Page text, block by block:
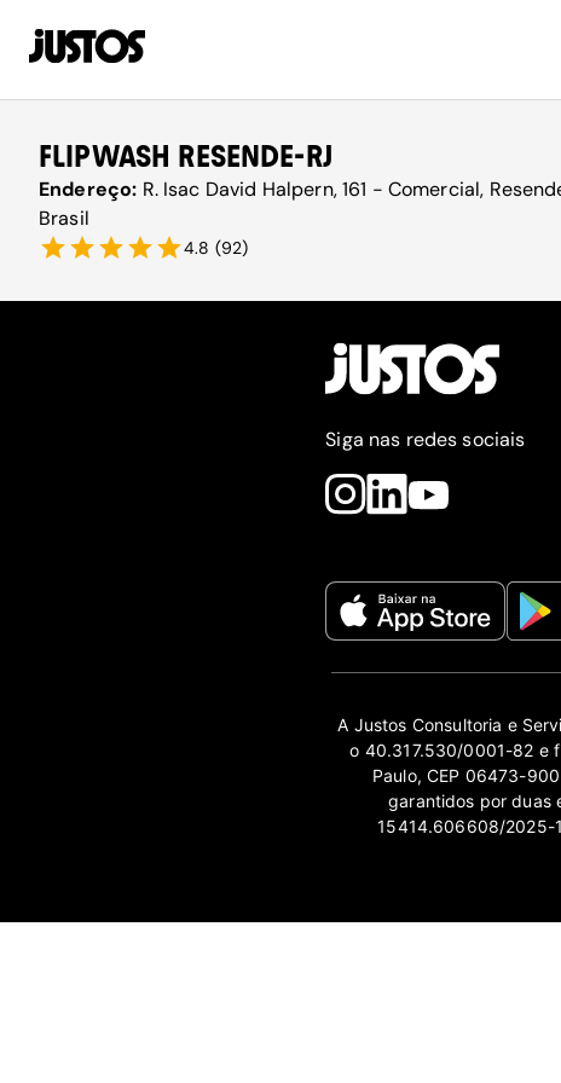
FLIPWASH RESENDE-RJ
Endereço: R. Isac David Halpern, 161 - Comercial,
Brasil
4.8 (92)
Siga nas redes sociais
A Justos Consultoria e
o 40.317.530/0001-82 e
Paulo, CEP 06473-
garantidos por duas
15414.606608/2025-